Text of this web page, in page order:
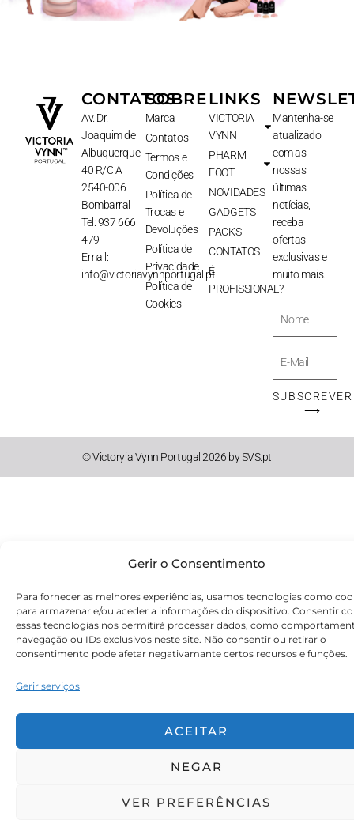
Gerir o Consentimento
Para fornecer as melhores experiências, usamos tecnologias como
para armazenar e/ou aceder a informações do dispositivo. Consentir
essas tecnologias nos permitirá processar dados, como
navegação ou IDs exclusivos neste site. Não consentir ou retirar o
consentimento pode afetar negativamante certos recursos e funções.
Gerir serviços
ACEITAR
NEGAR
VER PREFERÊNCIAS
CONTATOS
Av. Dr.
Joaquim de
Albuquerque
40 R/C A
2540-006
Bombarral
Tel: 937 666
479
Email:
info@victoriavynnportugal.pt
SOBRE
Marca
Contatos
Termos e
Condições
Política de
Trocas e
Devoluções
Política de
Privacidade
Política de
Cookies
LINKS
VICTORIA
VYNN
PHARM
FOOT
NOVIDADES
GADGETS
PACKS
CONTATOS
É
PROFISSIONAL?
Mantenha-se
atualizado
com as
nossas
últimas
notícias,
receba
ofertas
exclusivas e
muito mais.
Nome
E-
Mail
SUBSCREVER
⟶
© Victoryia Vynn Portugal 2026 by SVS.pt